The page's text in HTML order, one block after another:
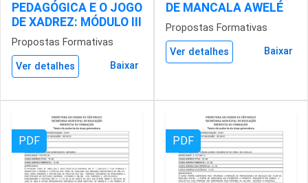
PEDAGÓGICA E O JOGO
DE XADREZ: MÓDULO III
Propostas Formativas
Ver detalhes Baixar
DE MANCALA AWELÉ
Propostas Formativas
Ver detalhes Baixar
PDF PDF